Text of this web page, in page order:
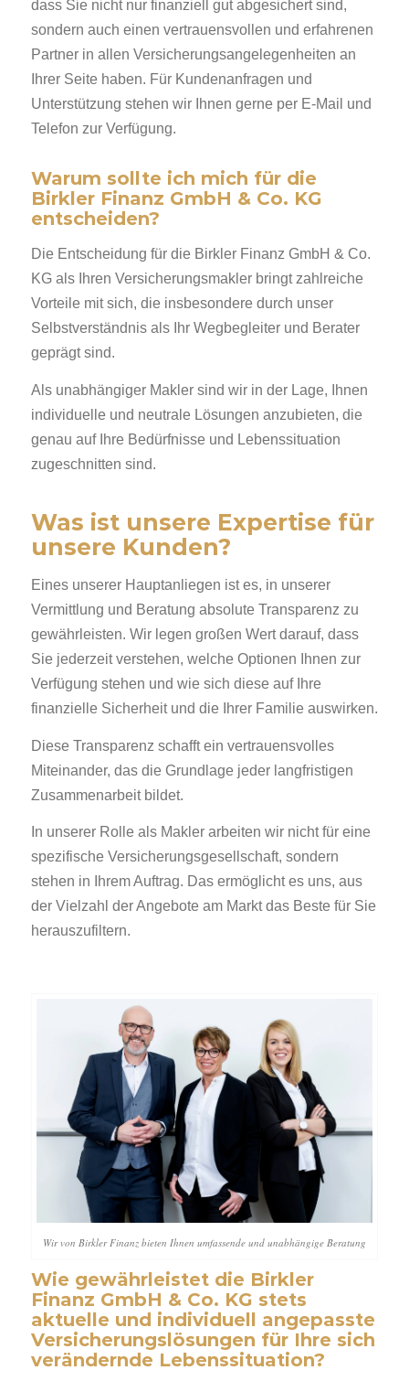
dass Sie nicht nur finanziell gut abgesichert sind,
sondern auch einen vertrauensvollen und erfahrenen
Partner in allen Versicherungsangelegenheiten an
Ihrer Seite haben. Für Kundenanfragen und
Unterstützung stehen wir Ihnen gerne per E-Mail und
Telefon zur Verfügung.
Warum sollte ich mich für die
Birkler Finanz GmbH & Co. KG
entscheiden?
Die Entscheidung für die Birkler Finanz GmbH & Co.
KG als Ihren Versicherungsmakler bringt zahlreiche
Vorteile mit sich, die insbesondere durch unser
Selbstverständnis als Ihr Wegbegleiter und Berater
geprägt sind.
Als unabhängiger Makler sind wir in der Lage, Ihnen
individuelle und neutrale Lösungen anzubieten, die
genau auf Ihre Bedürfnisse und Lebenssituation
zugeschnitten sind.
Was ist unsere Expertise für
unsere Kunden?
Eines unserer Hauptanliegen ist es, in unserer
Vermittlung und Beratung absolute Transparenz zu
gewährleisten. Wir legen großen Wert darauf, dass
Sie jederzeit verstehen, welche Optionen Ihnen zur
Verfügung stehen und wie sich diese auf Ihre
finanzielle Sicherheit und die Ihrer Familie auswirken.
Diese Transparenz schafft ein vertrauensvolles
Miteinander, das die Grundlage jeder langfristigen
Zusammenarbeit bildet.
In unserer Rolle als Makler arbeiten wir nicht für eine
spezifische Versicherungsgesellschaft, sondern
stehen in Ihrem Auftrag. Das ermöglicht es uns, aus
der Vielzahl der Angebote am Markt das Beste für Sie
herauszufiltern.
Wir von Birkler Finanz bieten Ihnen umfassende und unabhängige Beratung
Wie gewährleistet die Birkler
Finanz GmbH & Co. KG stets
aktuelle und individuell angepasste
Versicherungslösungen für Ihre sich
verändernde Lebenssituation?